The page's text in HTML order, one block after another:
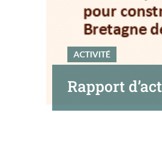
ACTIVITÉ
Rapport